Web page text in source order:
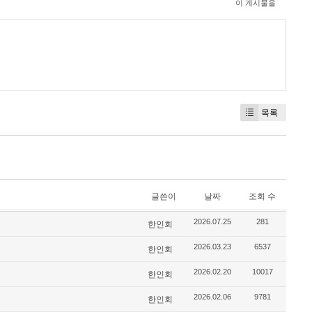
이 게시물을
목록
글쓴이 날짜 조회 수
한인회 2026.07.25 281
한인회 2026.03.23 6537
한인회 2026.02.20 10017
한인회 2026.02.06 9781